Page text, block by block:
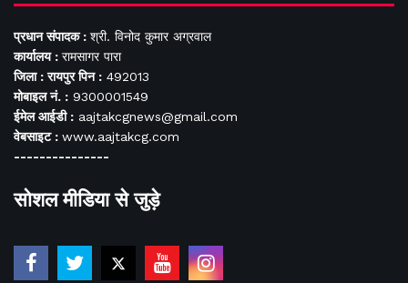
प्रधान संपादक : श्री. विनोद कुमार अग्रवाल
कार्यालय : रामसागर पारा
जिला : रायपुर पिन : 492013
मोबाइल नं. : 9300001549
ईमेल आईडी : aajtakcgnews@gmail.com
वेबसाइट : www.aajtakcg.com
---------------
सोशल मीडिया से जुड़े